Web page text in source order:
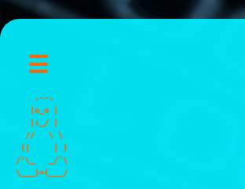
☰
    .--.
   |o_o |
   |:_/ |
  //   \ \
(|     | )
/'\_   _/`\
\___)=(___/